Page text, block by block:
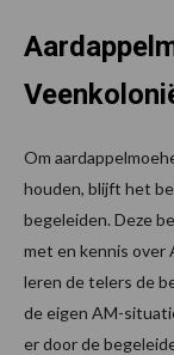
Om
houden, blijft het
begeleiden. Deze
met en kennis over
leren de telers de
de eigen AM-
er door de